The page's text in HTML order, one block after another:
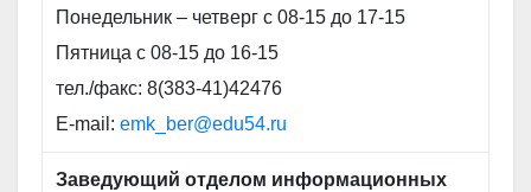
Понедельник – четверг с 08-15 до 17-15
Пятница с 08-15 до 16-15
тел./факс: 8(383-41)42476
E-mail: emk_ber@edu54.ru
Заведующий отделом информационных